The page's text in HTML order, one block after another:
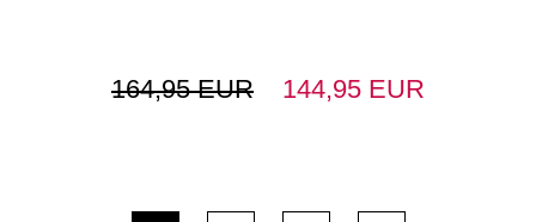
164,95 EUR 144,95 EUR